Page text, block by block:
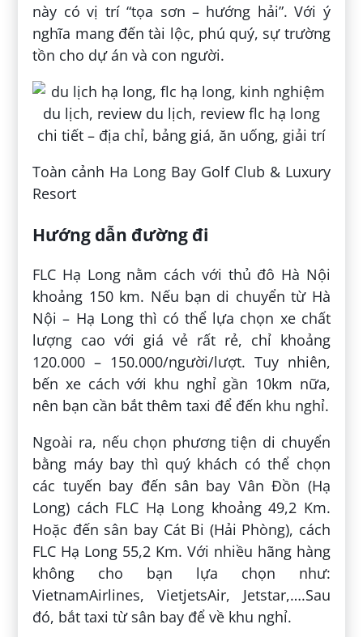
này có vị trí “tọa sơn – hướng hải”. Với ý
nghĩa mang đến tài lộc, phú quý, sự trường
tồn cho dự án và con người.
Toàn cảnh Ha Long Bay Golf Club & Luxury
Resort
Hướng dẫn đường đi
FLC Hạ Long nằm cách với thủ đô Hà Nội
khoảng 150 km. Nếu bạn di chuyển từ Hà
Nội – Hạ Long thì có thể lựa chọn xe chất
lượng cao với giá vẻ rất rẻ, chỉ khoảng
120.000 – 150.000/người/lượt. Tuy nhiên,
bến xe cách với khu nghỉ gần 10km nữa,
nên bạn cần bắt thêm taxi để đến khu nghỉ.
Ngoài ra, nếu chọn phương tiện di chuyển
bằng máy bay thì quý khách có thể chọn
các tuyến bay đến sân bay Vân Đồn (Hạ
Long) cách FLC Hạ Long khoảng 49,2 Km.
Hoặc đến sân bay Cát Bi (Hải Phòng), cách
FLC Hạ Long 55,2 Km. Với nhiều hãng hàng
không cho bạn lựa chọn như:
VietnamAirlines, VietjetsAir, Jetstar,….Sau
đó, bắt taxi từ sân bay để về khu nghỉ.